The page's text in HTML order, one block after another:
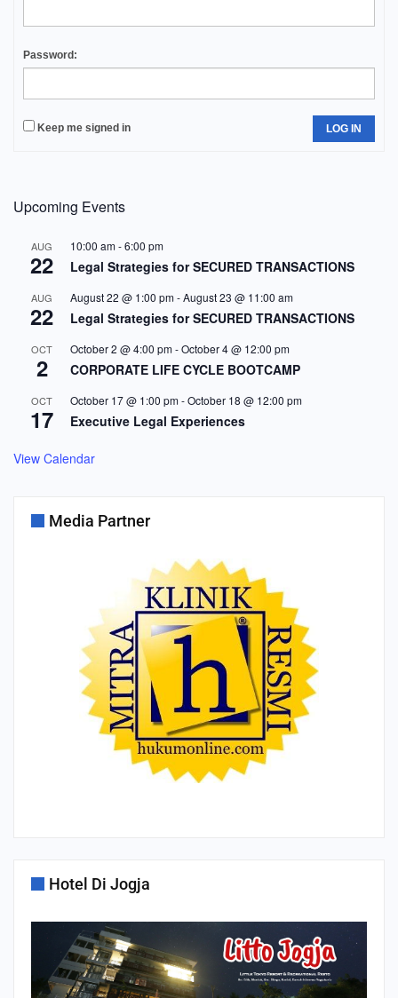
Password:
Keep me signed in LOG IN
Upcoming Events
AUG
22
10:00 am-6:00 pm
Legal Strategies for SECURED TRANSACTIONS
AUG
22
August 22 @ 1:00 pm-August 23 @ 11:00 am
Legal Strategies for SECURED TRANSACTIONS
OCT
2
October 2 @ 4:00 pm-October 4 @ 12:00 pm
CORPORATE LIFE CYCLE BOOTCAMP
OCT
17
October 17 @ 1:00 pm-October 18 @ 12:00 pm
Executive Legal Experiences
View Calendar
Media Partner
Hotel Di Jogja